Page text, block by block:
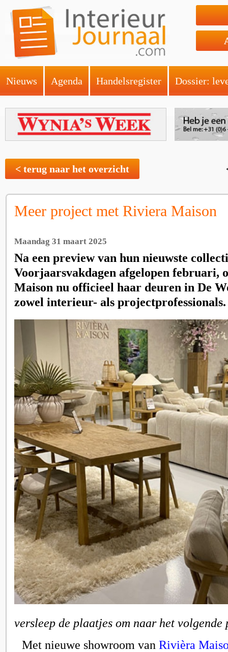
Nieuws Agenda Handelsregister Dossier:
< terug naar het overzicht
Meer project met Riviera Maison
Maandag 31 maart 2025
Na een preview van hun nieuwste
Voorjaarsvakdagen afgelopen februari,
Maison nu officieel haar deuren in De
zowel interieur- als projectprofessionals.
versleep de plaatjes om naar het
Met nieuwe showroom van Rivièra